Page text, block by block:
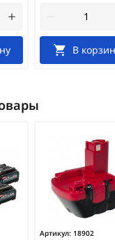
В
Артикул: 18902